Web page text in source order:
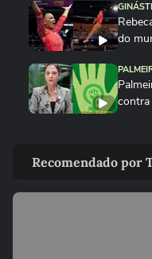
do
contra
skate,
Recomendado por